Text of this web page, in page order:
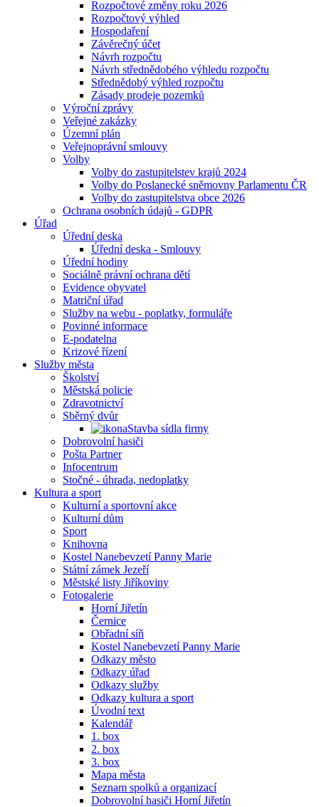
Rozpočtové změny roku 2026
Rozpočtový výhled
Hospodaření
Závěrečný účet
Návrh rozpočtu
Návrh střednědobého výhledu rozpočtu
Střednědobý výhled rozpočtu
Zásady prodeje pozemků
Výroční zprávy
Veřejné zakázky
Územní plán
Veřejnoprávní smlouvy
Volby
Volby do zastupitelstev krajů 2024
Volby do Poslanecké sněmovny Parlamentu ČR
Volby do zastupitelstva obce 2026
Ochrana osobních údajů - GDPR
Úřad
Úřední deska
Úřední deska - Smlouvy
Úřední hodiny
Sociálně právní ochrana dětí
Evidence obyvatel
Matriční úřad
Služby na webu - poplatky, formuláře
Povinné informace
E-podatelna
Krizové řízení
Služby města
Školství
Městská policie
Zdravotnictví
Sběrný dvůr
Stavba sídla firmy
Dobrovolní hasiči
Pošta Partner
Infocentrum
Stočné - úhrada, nedoplatky
Kultura a sport
Kulturní a sportovní akce
Kulturní dům
Sport
Knihovna
Kostel Nanebevzetí Panny Marie
Státní zámek Jezeří
Městské listy Jiříkoviny
Fotogalerie
Horní Jiřetín
Černice
Obřadní síň
Kostel Nanebevzetí Panny Marie
Odkazy město
Odkazy úřad
Odkazy služby
Odkazy kultura a sport
Úvodní text
Kalendář
1. box
2. box
3. box
Mapa města
Seznam spolků a organizací
Dobrovolní hasiči Horní Jiřetín